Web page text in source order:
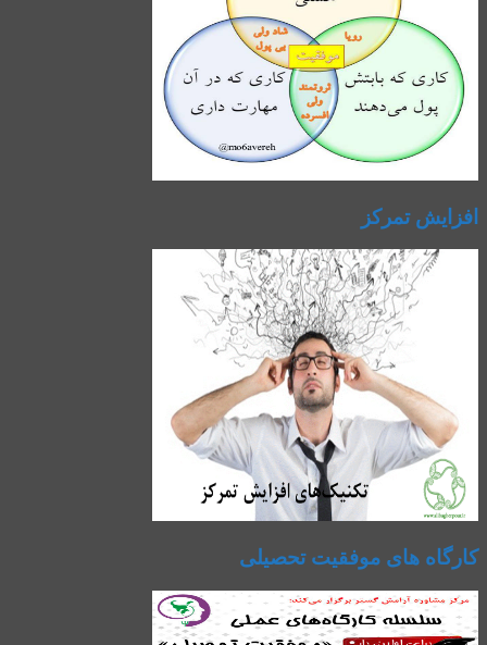
افزایش تمرکز
کارگاه های موفقیت تحصیلی